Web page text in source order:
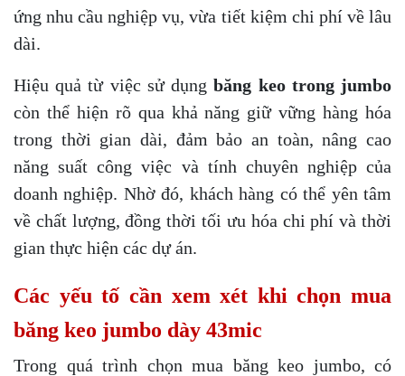
ứng nhu cầu nghiệp vụ, vừa tiết kiệm chi phí về lâu
dài.
Hiệu quả từ việc sử dụngbăng keo trong jumbo
còn thể hiện rõ qua khả năng giữ vững hàng hóa
trong thời gian dài, đảm bảo an toàn, nâng cao
năng suất công việc và tính chuyên nghiệp của
doanh nghiệp. Nhờ đó, khách hàng có thể yên tâm
về chất lượng, đồng thời tối ưu hóa chi phí và thời
gian thực hiện các dự án.
Các yếu tố cần xem xét khi chọn mua
băng keo jumbo dày 43mic
Trong quá trình chọn mua băng keo jumbo, có